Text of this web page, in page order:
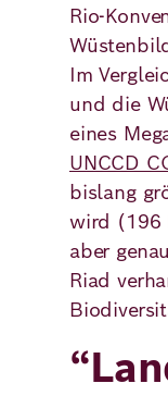
Rio-
Im
und die
eines
UNCCD
bislang
wird (196
aber
Riad